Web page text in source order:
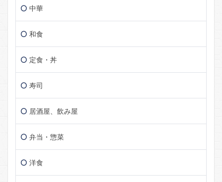
中華
和食
定食・丼
寿司
居酒屋、飲み屋
弁当・惣菜
洋食